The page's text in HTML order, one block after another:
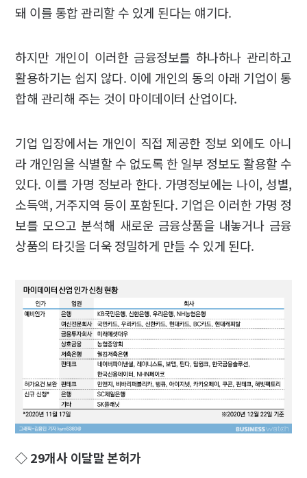
돼 이를 통합 관리할 수 있게 된다는 얘기다.
하지만 개인이 이러한 금융정보를 하나하나 관리하고
활용하기는 쉽지 않다. 이에 개인의 동의 아래 기업이 통
합해 관리해 주는 것이 마이데이터 산업이다.
기업 입장에서는 개인이 직접 제공한 정보 외에도 아니
라 개인임을 식별할 수 없도록 한 일부 정보도 활용할 수
있다. 이를 가명 정보라 한다. 가명정보에는 나이, 성별,
소득액, 거주지역 등이 포함된다. 기업은 이러한 가명 정
보를 모으고 분석해 새로운 금융상품을 내놓거나 금융
상품의 타깃을 더욱 정밀하게 만들 수 있게 된다.
◇ 29개사 이달말 본허가